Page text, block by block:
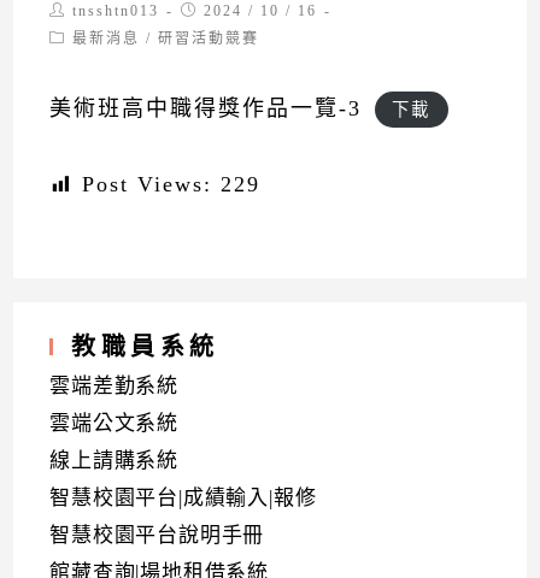
Post
author:
tnsshtn013
Post
published:
2024 / 10 / 16
Post最新消息 / 研習活動競賽
美術班高中職得獎作品一覽-3 下載
Post Views: 229
教職員系統
雲端差勤系統
雲端公文系統
線上請購系統
智慧校園平台|成績輸入|報修
智慧校園平台說明手冊
館藏查詢|場地租借系統